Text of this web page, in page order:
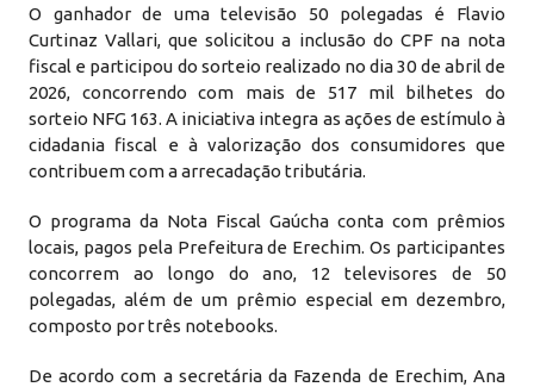
O ganhador de uma televisão 50 polegadas é Flavio
Curtinaz Vallari, que solicitou a inclusão do CPF na nota
fiscal e participou do sorteio realizado no dia 30 de abril de
2026, concorrendo com mais de 517 mil bilhetes do
sorteio NFG 163. A iniciativa integra as ações de estímulo à
cidadania fiscal e à valorização dos consumidores que
contribuem com a arrecadação tributária.
O programa da Nota Fiscal Gaúcha conta com prêmios
locais, pagos pela Prefeitura de Erechim. Os participantes
concorrem ao longo do ano, 12 televisores de 50
polegadas, além de um prêmio especial em dezembro,
composto por três notebooks.
De acordo com a secretária da Fazenda de Erechim, Ana